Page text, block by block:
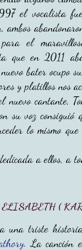
el vocalista
ambos
el
que en 2011
bater ocupo
y platillos nos
cantante,
su voz
lo mismo
a ellos, a
ELISABETH (
una triste
. La canción